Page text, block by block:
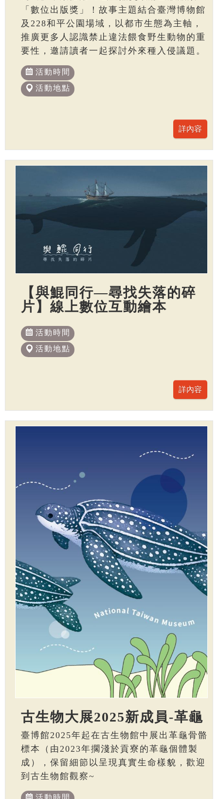
「數位出版獎」！故事主題結合臺灣博物館
及228和平公園場域，以都市生態為主軸，
推廣更多人認識禁止違法餵食野生動物的重
要性，邀請讀者一起探討外來種入侵議題。
活動時間
活動地點
【與鯤同行—尋找失落的碎
片】線上數位互動繪本
活動時間
活動地點
古生物大展2025新成員-革龜
臺博館2025年起在古生物館中展出革龜骨骼
標本（由2023年擱淺於貢寮的革龜個體製
成），保留細節以呈現真實生命樣貌，歡迎
到古生物館觀察~